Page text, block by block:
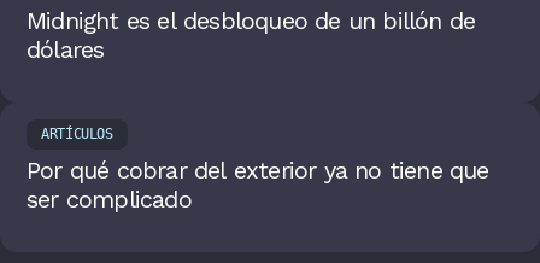
Midnight es el desbloqueo de un billón de
dólares
ARTÍCULOS
Por qué cobrar del exterior ya no tiene que
ser complicado